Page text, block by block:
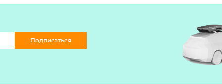
Подписаться